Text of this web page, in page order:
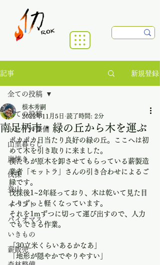
記事 新規登録
全ての投稿
トレイル整備
山里暮らし
炭焼き
伐採
登山
イベント
バイオマス
いきもの
薪販売
全ての投稿
南足柄市・緑の丘から木を運ぶ
根本秀嗣
2022年11月5日 読了時間: 2分
ポカポカ日当たり良好の緑の丘。ここへは初
めて木を引き取りに来ました。
僕たちが原木を卸させてもらっている薪製造
業者「モットラ」さんの引き合わせによるご
縁です。
伐採後1~2年経っており、木は乾いて見た目
よりずっと軽くなっています。
それを1mずつに切って運び出すので、人力
でもできる作業。
「30立米くらいあるかなあ」
「地形が隠やかでやりやすい」